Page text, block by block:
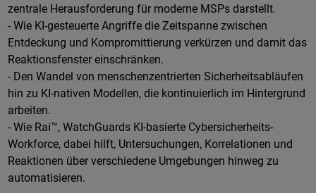
zentrale Herausforderung für moderne MSPs darstellt.
- Wie KI-gesteuerte Angriffe die Zeitspanne zwischen
Entdeckung und Kompromittierung verkürzen und damit das
Reaktionsfenster einschränken.
- Den Wandel von menschenzentrierten Sicherheitsabläufen
hin zu KI-nativen Modellen, die kontinuierlich im Hintergrund
arbeiten.
- Wie Rai™, WatchGuards KI-basierte Cybersicherheits-
Workforce, dabei hilft, Untersuchungen, Korrelationen und
Reaktionen über verschiedene Umgebungen hinweg zu
automatisieren.